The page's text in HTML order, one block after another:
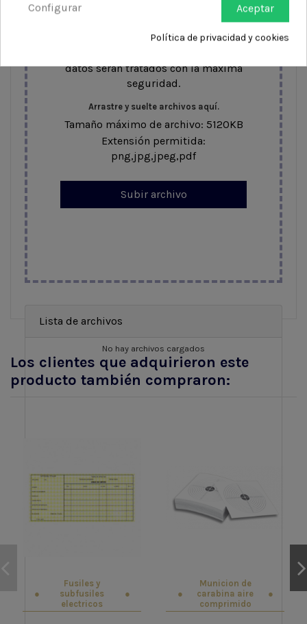
Esto nos permite verificar que eres
mayor de edad y cumplir con la
normativa vigente. Asegúrate de que
datos serán tratados con la máxima
seguridad.
Arrastre y suelte archivos aquí.
Tamaño máximo de archivo: 5120KB
Extensión permitida:
png,jpg,jpeg,pdf
Subir archivo
Lista de archivos
No hay archivos cargados
Los clientes que adquirieron este
producto también compraron:
Fusiles y
subfusiles
electricos
Municion de
carabina aire
comprimido
Aceptar
Configurar
Política de privacidad y cookies